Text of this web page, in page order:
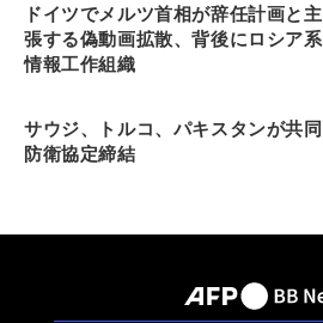
ドイツでメルツ首相が辞任計画と主
張する偽動画拡散、背後にロシア系
情報工作組織
サウジ、トルコ、パキスタンが共同
防衛協定締結